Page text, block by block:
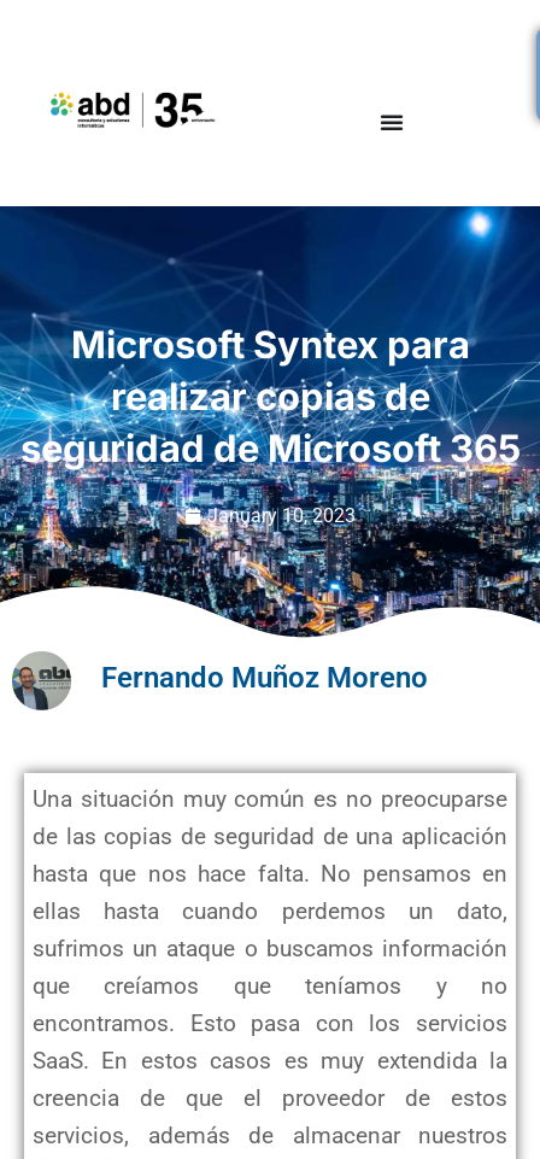
Microsoft Syntex para
realizar copias de
seguridad de Microsoft 365
January 10, 2023
Fernando Muñoz Moreno
Una situación muy común es no preocuparse
de las copias de seguridad de una aplicación
hasta que nos hace falta. No pensamos en
ellas hasta cuando perdemos un dato,
sufrimos un ataque o buscamos información
que creíamos que teníamos y no
encontramos. Esto pasa con los servicios
SaaS. En estos casos es muy extendida la
creencia de que el proveedor de estos
servicios, además de almacenar nuestros